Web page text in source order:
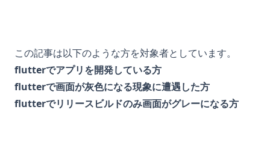
この記事は以下のような方を対象者としています。
flutterでアプリを開発している方
flutterで画面が灰色になる現象に遭遇した方
flutterでリリースビルドのみ画面がグレーになる方